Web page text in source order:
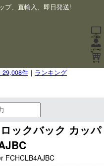
プ、直輸入、即日発送!
29,008件 ｜ ランキング
ックバック カッパ
FCHCLB4AJBC